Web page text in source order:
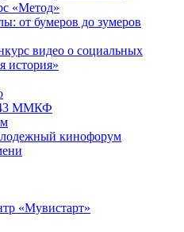
«Метод»
от бумеров до зумеров
видео о социальных
история»
43 ММКФ
кинофорум
«Мувистарт»